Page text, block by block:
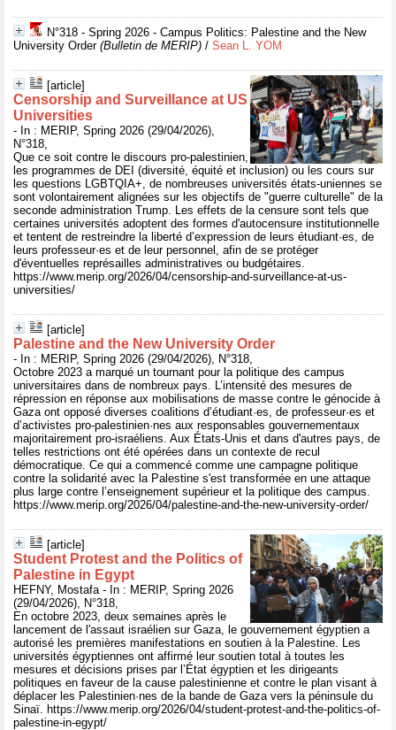
N°318 - Spring 2026 - Campus Politics: Palestine and the New
University Order(Bulletin de MERIP) / Sean L. YOM
[article]
Censorship and Surveillance at US
Universities
- In : MERIP, Spring 2026 (29/04/2026),
N°318,
Que ce soit contre le discours pro-palestinien,
les programmes de DEI (diversité, équité et inclusion) ou les cours sur
les questions LGBTQIA+, de nombreuses universités états-uniennes se
sont volontairement alignées sur les objectifs de "guerre culturelle" de la
seconde administration Trump. Les effets de la censure sont tels que
certaines universités adoptent des formes d'autocensure institutionnelle
et tentent de restreindre la liberté d’expression de leurs étudiant·es, de
leurs professeur·es et de leur personnel, afin de se protéger
d'éventuelles représailles administratives ou budgétaires.
https://www.merip.org/2026/04/censorship-and-surveillance-at-us-
universities/
[article]
Palestine and the New University Order
- In : MERIP, Spring 2026 (29/04/2026), N°318,
Octobre 2023 a marqué un tournant pour la politique des campus
universitaires dans de nombreux pays. L’intensité des mesures de
répression en réponse aux mobilisations de masse contre le génocide à
Gaza ont opposé diverses coalitions d’étudiant·es, de professeur·es et
d’activistes pro-palestinien·nes aux responsables gouvernementaux
majoritairement pro-israéliens. Aux États-Unis et dans d'autres pays, de
telles restrictions ont été opérées dans un contexte de recul
démocratique. Ce qui a commencé comme une campagne politique
contre la solidarité avec la Palestine s'est transformée en une attaque
plus large contre l’enseignement supérieur et la politique des campus.
https://www.merip.org/2026/04/palestine-and-the-new-university-order/
[article]
Student Protest and the Politics of
Palestine in Egypt
HEFNY, Mostafa - In : MERIP, Spring 2026
(29/04/2026), N°318,
En octobre 2023, deux semaines après le
lancement de l'assaut israélien sur Gaza, le gouvernement égyptien a
autorisé les premières manifestations en soutien à la Palestine. Les
universités égyptiennes ont affirmé leur soutien total à toutes les
mesures et décisions prises par l’État égyptien et les dirigeants
politiques en faveur de la cause palestinienne et contre le plan visant à
déplacer les Palestinien·nes de la bande de Gaza vers la péninsule du
Sinaï. https://www.merip.org/2026/04/student-protest-and-the-politics-of-
palestine-in-egypt/